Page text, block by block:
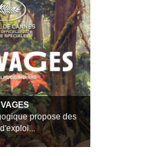
propose des